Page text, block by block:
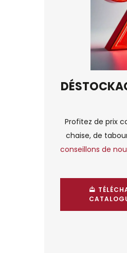
Profitez de prix
chaise, de
conseillons de